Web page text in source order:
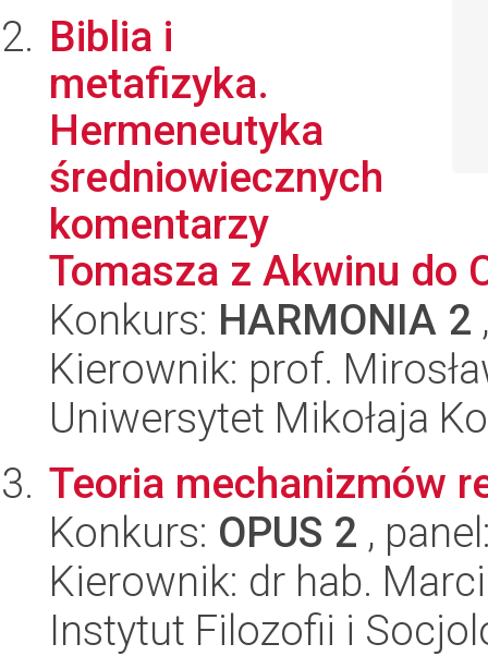
Biblia i
metafizyka.
Hermeneutyka
średniowiecznych
komentarzy
Tomasza z Akwinu do
Konkurs: HARMONIA 2
Kierownik: prof.
Uniwersytet Mikołaja
Teoria mechanizmów
Konkurs: OPUS 2 ,
Kierownik: dr hab.
Instytut Filozofii i